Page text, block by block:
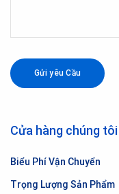
Cửa hàng chúng tôi
Biểu Phí Vận Chuyển
Trọng Lượng Sản Phẩm